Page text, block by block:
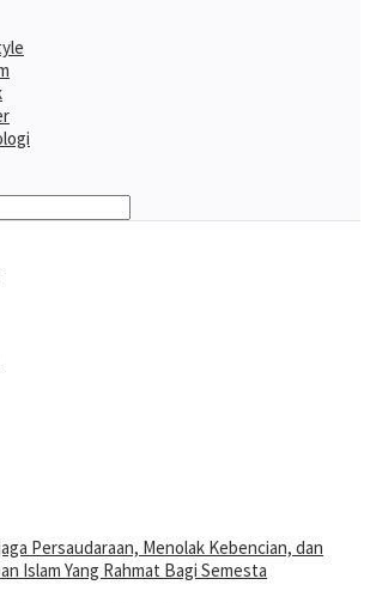
Persaudaraan, Menolak Kebencian, dan
Islam Yang Rahmat Bagi Semesta